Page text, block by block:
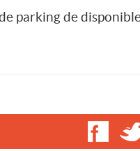
parking de